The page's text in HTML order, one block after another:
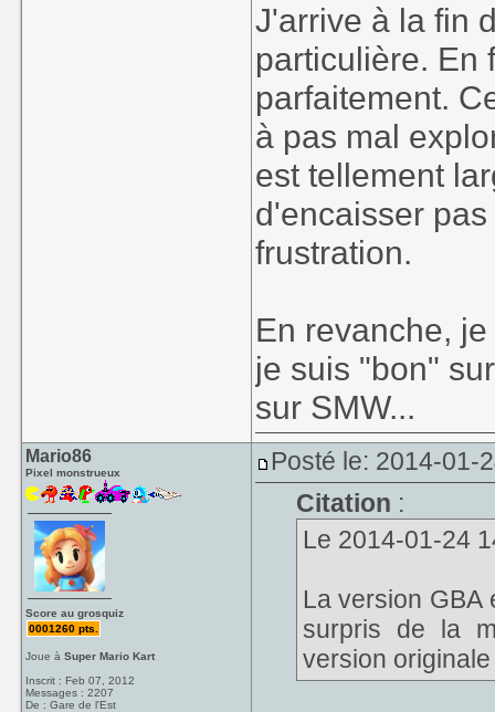
J'arrive à la fin
particulière. En
parfaitement.
à pas mal
est tellement
d'encaisser
frustration.
En revanche,
je suis "bon"
sur SMW...
Mario86
Pixel monstrueux
Score au grosquiz
0001260 pts.
Joue àSuper Mario Kart
Inscrit : Feb 07, 2012
Messages : 2207
De : Gare de l'Est
Posté le: 2014-01-
Citation :
Le 2014-01-24
La version GBA
surpris de la
version